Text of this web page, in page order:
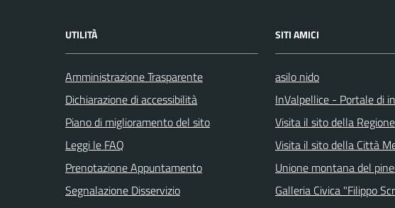
UTILITÀ
Amministrazione Trasparente
Dichiarazione di accessibilità
Piano di miglioramento del sito
Leggi le FAQ
Prenotazione Appuntamento
Segnalazione Disservizio
SITI AMICI
asilo nido
InValpellice - Portale di
Visita il sito della
Visita il sito della Città
Unione montana del
Galleria Civica "Filippo